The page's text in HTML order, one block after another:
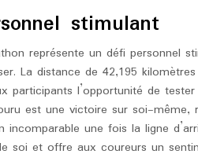
stimulant
représente un défi personnel
La distance de 42,195
participants l’opportunité de
est une victoire sur soi-
incomparable une fois la ligne
soi et offre aux coureurs un